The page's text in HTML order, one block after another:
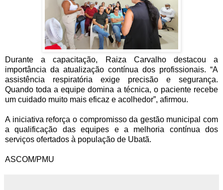
Durante a capacitação, Raiza Carvalho destacou a
importância da atualização contínua dos profissionais. “A
assistência respiratória exige precisão e segurança.
Quando toda a equipe domina a técnica, o paciente recebe
um cuidado muito mais eficaz e acolhedor”, afirmou.
A iniciativa reforça o compromisso da gestão municipal com
a qualificação das equipes e a melhoria contínua dos
serviços ofertados à população de Ubatã.
ASCOM/PMU